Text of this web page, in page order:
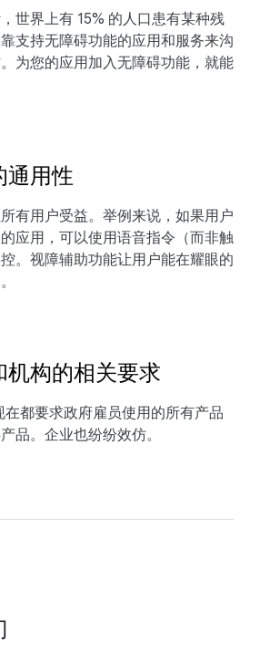
世界上有 15% 的人口患有某种残
支持无障碍功能的应用和服务来沟
为您的应用加入无障碍功能，就能
通用性
有用户受益。举例来说，如果用户
应用，可以使用语音指令（而非触
。视障辅助功能让用户能在耀眼的
机构的相关要求
都要求政府雇员使用的所有产品
品。企业也纷纷效仿。